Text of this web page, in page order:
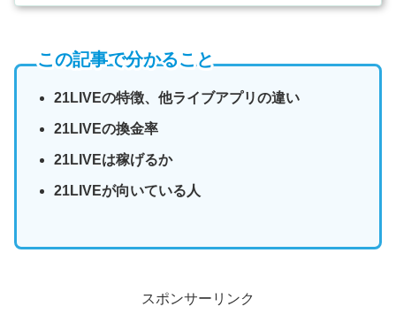
この記事で分かること
21LIVEの特徴、他ライブアプリの違い
21LIVEの換金率
21LIVEは稼げるか
21LIVEが向いている人
スポンサーリンク